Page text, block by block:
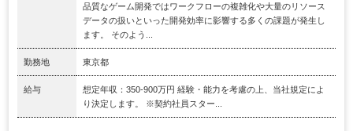
品質なゲーム開発ではワークフローの複雑化や大量のリソース
データの扱いといった開発効率に影響する多くの課題が発生し
ます。 そのよう...
勤務地 東京都
給与
想定年収：350-900万円 経験・能力を考慮の上、当社規定によ
り決定します。 ※契約社員スター...